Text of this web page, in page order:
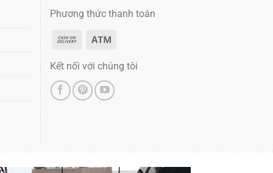
Phương thức thanh toán
Kết nối với chúng tôi